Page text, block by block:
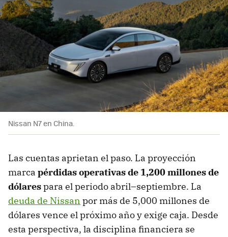
Nissan N7 en China.
Las cuentas aprietan el paso. La proyección
marca pérdidas operativas de 1,200 millones de
dólarespara el periodo abril–septiembre. La
deuda de Nissan por más de 5,000 millones de
dólares vence el próximo año y exige caja. Desde
esta perspectiva, la disciplina financiera se